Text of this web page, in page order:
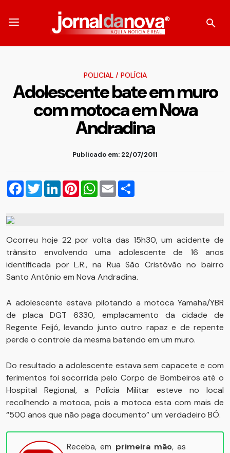
POLICIAL/ POLÍCIA
Adolescente bate em muro
com motoca em Nova
Andradina
Publicado em: 22/07/2011
Facebook
TwitterLinkedInPinterestWhatsApp
Email
Ocorreu hoje 22 por volta das 15h30, um acidente de
trânsito envolvendo uma adolescente de 16 anos
identificada por L.R., na Rua São Cristóvão no bairro
Santo Antônio em Nova Andradina.
A adolescente estava pilotando a motoca Yamaha/YBR
de placa DGT 6330, emplacamento da cidade de
Regente Feijó, levando junto outro rapaz e de repente
perde o controle da mesma batendo em um muro.
Do resultado a adolescente estava sem capacete e com
ferimentos foi socorrida pelo Corpo de Bombeiros até o
Hospital Regional, a Polícia Militar esteve no local
recolhendo a motoca, pois a motoca esta com mais de
“500 anos que não paga documento” um verdadeiro BÓ.
Receba, em primeira mão, as